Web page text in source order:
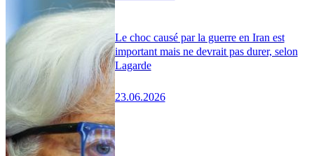
Le choc causé par la guerre en Iran est
important mais ne devrait pas durer, selon
Lagarde
23.06.2026